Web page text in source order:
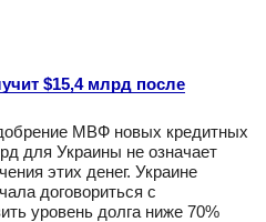
$15,4 млрд после
МВФ новых кредитных
для Украины не означает
этих денег. Украине
договориться с
уровень долга ниже 70%